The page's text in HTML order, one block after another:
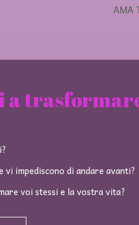
AMA
a
impediscono di andare avanti?
voi stessi e la vostra vita?